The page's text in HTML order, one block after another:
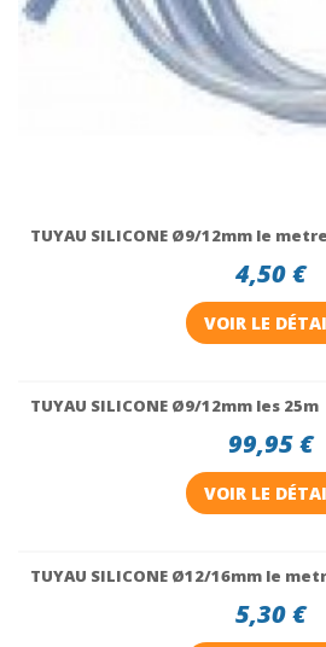
TUYAU SILICONE Ø9/12mm le metre
4,50 €
VOIR LE
TUYAU SILICONE Ø9/12mm les 25m
99,95 €
VOIR LE
TUYAU SILICONE Ø12/16mm le
5,30 €